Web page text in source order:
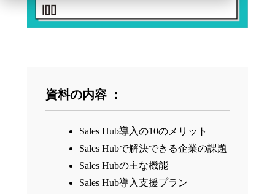
資料の内容 ：
Sales Hub導入の10のメリット
Sales Hubで解決できる企業の課題
Sales Hubの主な機能
Sales Hub導入支援プラン